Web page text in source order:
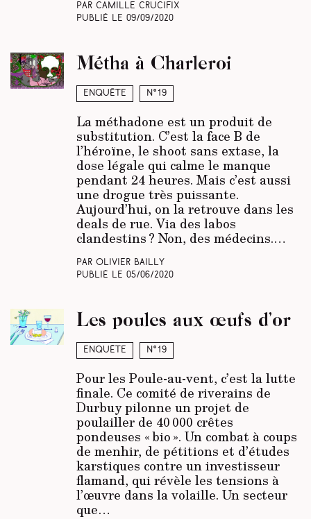
Par Camille Crucifix
Publié le 09/09/2020
Enquête N°19
Métha à Charleroi
La méthadone est un produit de
substitution. C’est la face B de
l’héroïne, le shoot sans extase, la
dose légale qui calme le manque
pendant 24 heures. Mais c’est aussi
une drogue très puissante.
Aujourd’hui, on la retrouve dans les
deals de rue. Via des labos
clandestins ? Non, des médecins.…
Par Olivier Bailly
Publié le 05/06/2020
Enquête N°19
Les poules aux œufs d’or
Pour les Poule-au-vent, c’est la lutte
finale. Ce comité de riverains de
Durbuy pilonne un projet de
poulailler de 40 000 crêtes
pondeuses « bio ». Un combat à coups
de menhir, de pétitions et d’études
karstiques contre un investisseur
flamand, qui révèle les tensions à
l’œuvre dans la volaille. Un secteur
que…